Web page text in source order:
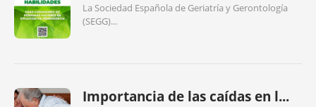
La Sociedad Española de Geriatría y Gerontología
(SEGG)...
Importancia de las caídas en l...